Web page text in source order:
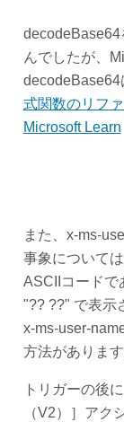
んでしたが、
decodeBase64
式関数のリフ
Microsoft Learn
また、x-ms-
事象について
ASCIIコードで
"?? ??" で表示
x-ms-user-
方法があります
トリガーの後
（V2）］アク